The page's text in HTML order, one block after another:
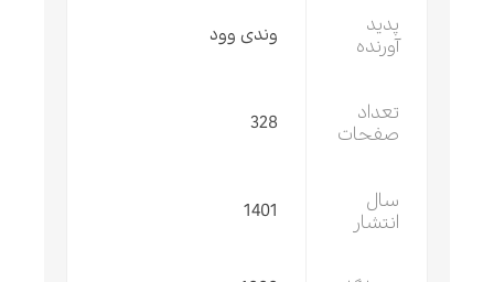
پدید
آورنده
وندی وود
تعداد
صفحات
328
سال
انتشار
1401